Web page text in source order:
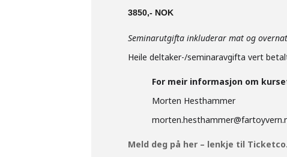
3850,- NOK
Seminarutgifta inkluderar mat og
Heile deltaker-/seminaravgifta vert
For meir informasjon om
Morten Hesthammer
Meld deg på her – lenkje til Ticketco.